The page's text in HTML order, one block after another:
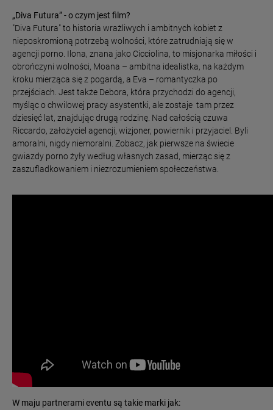
„Diva Futura” - o czym jest film?
"Diva Futura" to historia wrażliwych i ambitnych kobiet z
nieposkromioną potrzebą wolności, które zatrudniają się w
agencji porno. Ilona, znana jako Cicciolina, to misjonarka miłości i
obrończyni wolności, Moana – ambitna idealistka, na każdym
kroku mierząca się z pogardą, a Eva – romantyczka po
przejściach. Jest także Debora, która przychodzi do agencji,
myśląc o chwilowej pracy asystentki, ale zostaje tam przez
dziesięć lat, znajdując drugą rodzinę. Nad całością czuwa
Riccardo, założyciel agencji, wizjoner, powiernik i przyjaciel. Byli
amoralni, nigdy niemoralni. Zobacz, jak pierwsze na świecie
gwiazdy porno żyły według własnych zasad, mierząc się z
zaszufladkowaniem i niezrozumieniem społeczeństwa.
W maju partnerami eventu są takie marki jak: